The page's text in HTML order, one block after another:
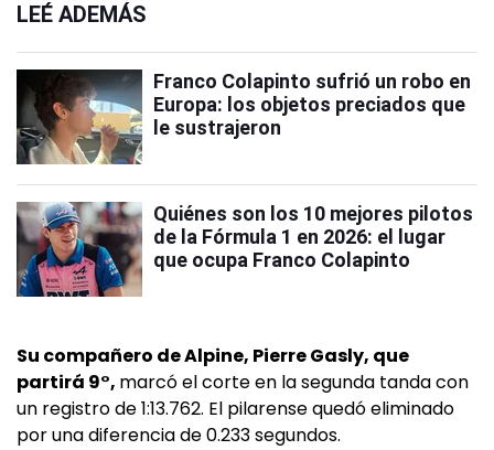
LEÉ ADEMÁS
Franco Colapinto sufrió un robo en
Europa: los objetos preciados que
le sustrajeron
Quiénes son los 10 mejores pilotos
de la Fórmula 1 en 2026: el lugar
que ocupa Franco Colapinto
Su compañero de Alpine, Pierre Gasly, que
partirá 9°, marcó el corte en la segunda tanda con
un registro de 1:13.762. El pilarense quedó eliminado
por una diferencia de 0.233 segundos.